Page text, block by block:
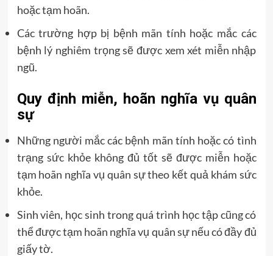
hoặc tạm hoãn.
Các trường hợp bị bệnh mãn tính hoặc mắc các
bệnh lý nghiêm trọng sẽ được xem xét miễn nhập
ngũ.
Quy định miễn, hoãn nghĩa vụ quân
sự
Những người mắc các bệnh mãn tính hoặc có tình
trạng sức khỏe không đủ tốt sẽ được miễn hoặc
tạm hoãn nghĩa vụ quân sự theo kết quả khám sức
khỏe.
Sinh viên, học sinh trong quá trình học tập cũng có
thể được tạm hoãn nghĩa vụ quân sự nếu có đầy đủ
giấy tờ.